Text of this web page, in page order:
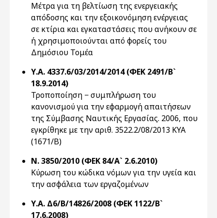
Μέτρα για τη βελτίωση της ενεργειακής
απόδοσης και την εξοικονόμηση ενέργειας
σε κτίρια και εγκαταστάσεις που ανήκουν σε
ή χρησιμοποιούνται από φορείς του
Δημόσιου Τομέα
Υ.Α. 4337.6/03/2014/2014 (ΦΕΚ 2491/Β`
18.9.2014)
Τροποποίηση − συμπλήρωση του
κανονισμού για την εφαρμογή απαιτήσεων
της Σύμβασης Ναυτικής Εργασίας. 2006, που
εγκρίθηκε με την αριθ. 3522.2/08/2013 ΚΥΑ
(1671/Β)
Ν. 3850/2010 (ΦΕΚ 84/Α` 2.6.2010)
Κύρωση του κώδικα νόμων για την υγεία και
την ασφάλεια των εργαζομένων
Υ.Α. Δ6/Β/14826/2008 (ΦΕΚ 1122/Β`
17.6.2008)